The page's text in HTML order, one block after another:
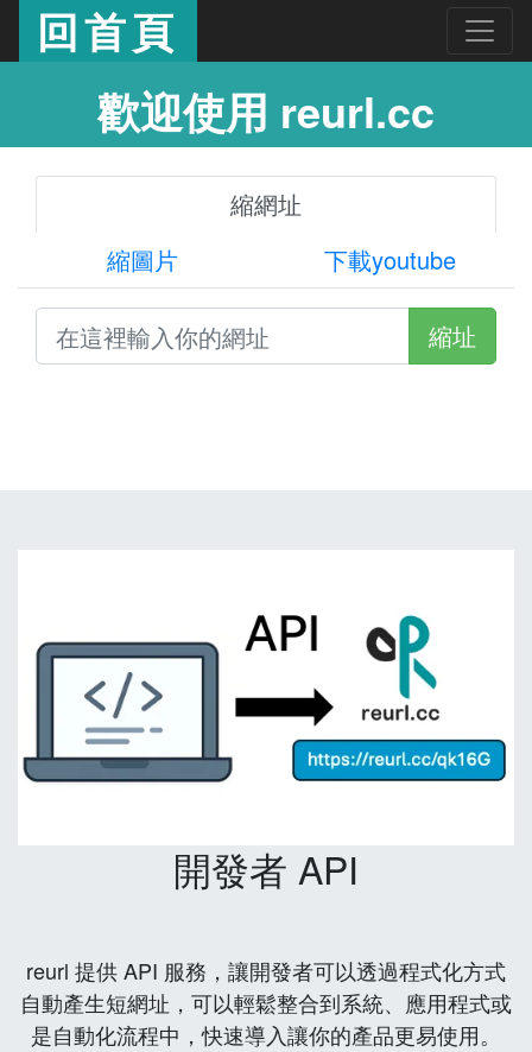
回首頁
歡迎使用 reurl.cc
縮網址
縮圖片
下載youtube
縮址
開發者 API
reurl 提供 API 服務，讓開發者可以透過程式化方式
自動產生短網址，可以輕鬆整合到系統、應用程式或
是自動化流程中，快速導入讓你的產品更易使用。